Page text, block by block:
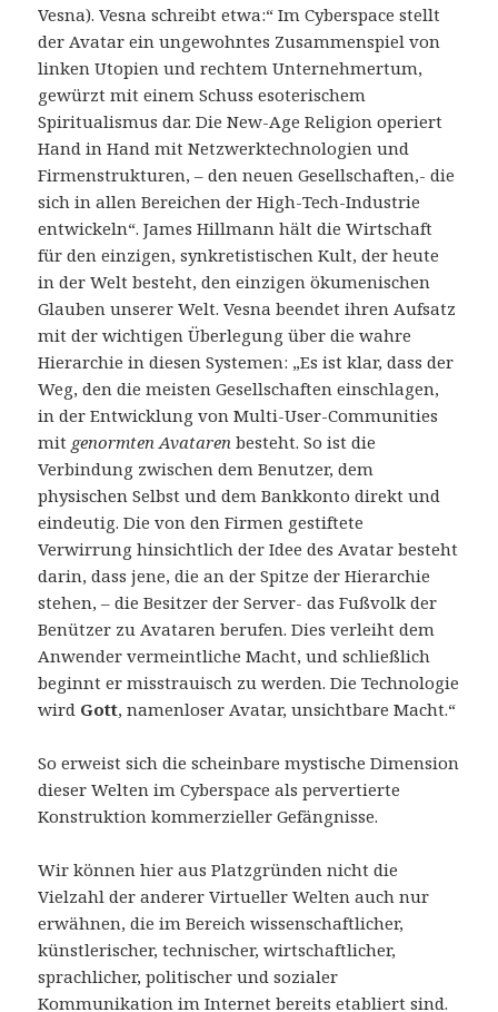
Vesna). Vesna schreibt etwa:“ Im Cyberspace stellt
der Avatar ein ungewohntes Zusammenspiel von
linken Utopien und rechtem Unternehmertum,
gewürzt mit einem Schuss esoterischem
Spiritualismus dar. Die New-Age Religion operiert
Hand in Hand mit Netzwerktechnologien und
Firmenstrukturen, – den neuen Gesellschaften,- die
sich in allen Bereichen der High-Tech-Industrie
entwickeln“. James Hillmann hält die Wirtschaft
für den einzigen, synkretistischen Kult, der heute
in der Welt besteht, den einzigen ökumenischen
Glauben unserer Welt. Vesna beendet ihren Aufsatz
mit der wichtigen Überlegung über die wahre
Hierarchie in diesen Systemen: „Es ist klar, dass der
Weg, den die meisten Gesellschaften einschlagen,
in der Entwicklung von Multi-User-Communities
mit genormten Avataren besteht. So ist die
Verbindung zwischen dem Benutzer, dem
physischen Selbst und dem Bankkonto direkt und
eindeutig. Die von den Firmen gestiftete
Verwirrung hinsichtlich der Idee des Avatar besteht
darin, dass jene, die an der Spitze der Hierarchie
stehen, – die Besitzer der Server- das Fußvolk der
Benützer zu Avataren berufen. Dies verleiht dem
Anwender vermeintliche Macht, und schließlich
beginnt er misstrauisch zu werden. Die Technologie
wird Gott, namenloser Avatar, unsichtbare Macht.“
So erweist sich die scheinbare mystische Dimension
dieser Welten im Cyberspace als pervertierte
Konstruktion kommerzieller Gefängnisse.
Wir können hier aus Platzgründen nicht die
Vielzahl der anderer Virtueller Welten auch nur
erwähnen, die im Bereich wissenschaftlicher,
künstlerischer, technischer, wirtschaftlicher,
sprachlicher, politischer und sozialer
Kommunikation im Internet bereits etabliert sind.